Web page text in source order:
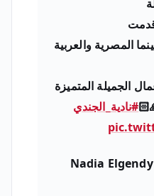
قدمت
المصرية والعربية
الجميلة المتميزة
#نادية_الجندي